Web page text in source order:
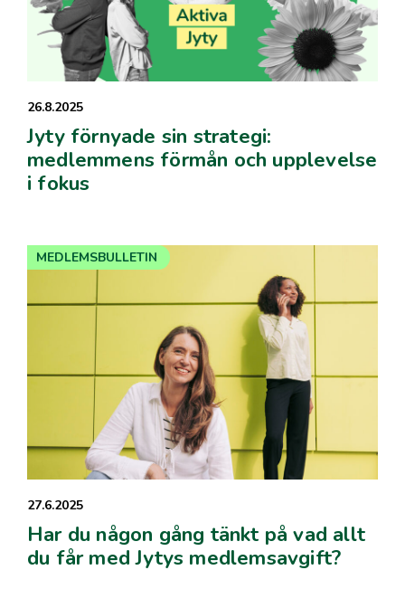
26.8.2025
Jyty förnyade sin strategi:
medlemmens förmån och upplevelse
i fokus
27.6.2025
Har du någon gång tänkt på vad allt
du får med Jytys medlemsavgift?
MEDLEMSBULLETIN